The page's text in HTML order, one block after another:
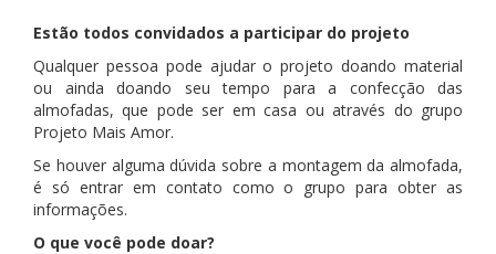
Estão todos convidados a participar do projeto
Qualquer pessoa pode ajudar o projeto doando material
ou ainda doando seu tempo para a confecção das
almofadas, que pode ser em casa ou através do grupo
Projeto Mais Amor.
Se houver alguma dúvida sobre a montagem da almofada,
é só entrar em contato como o grupo para obter as
informações.
O que você pode doar?